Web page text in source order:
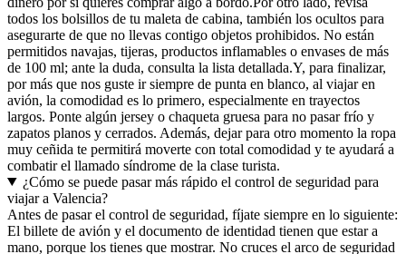
todos los bolsillos de tu maleta de cabina, también los ocultos para
asegurarte de que no llevas contigo objetos prohibidos. No están
permitidos navajas, tijeras, productos inflamables o envases de más
de 100 ml; ante la duda, consulta la lista detallada.Y, para finalizar,
por más que nos guste ir siempre de punta en blanco, al viajar en
avión, la comodidad es lo primero, especialmente en trayectos
largos. Ponte algún jersey o chaqueta gruesa para no pasar frío y
zapatos planos y cerrados. Además, dejar para otro momento la ropa
muy ceñida te permitirá moverte con total comodidad y te ayudará a
combatir el llamado síndrome de la clase turista.
¿Cómo se puede pasar más rápido el control de seguridad para
viajar a Valencia?
Antes de pasar el control de seguridad, fíjate siempre en lo siguiente:
El billete de avión y el documento de identidad tienen que estar a
mano, porque los tienes que mostrar. No cruces el arco de seguridad